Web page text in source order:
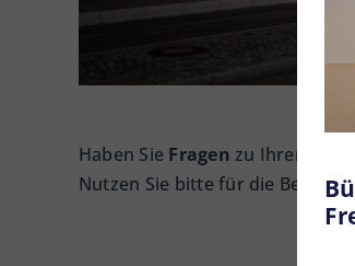
Haben Sie Fragen zu Ihrem
Nutzen Sie bitte für die